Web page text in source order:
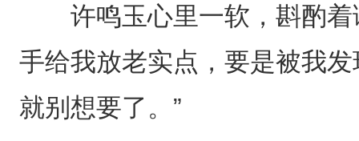
许鸣玉心里一软，斟酌着
手给我放老实点，要是被我
就别想要了。”